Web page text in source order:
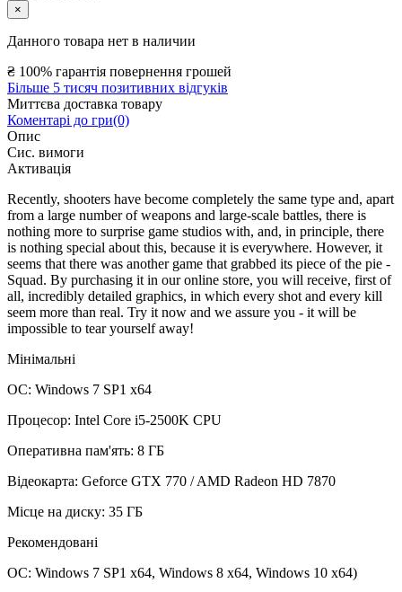
×
Данного товара нет в наличии
₴ 100% гарантія повернення грошей
Більше 5 тисяч позитивних відгуків
Миттєва доставка товару
Коментарі до гри(0)
Опис
Сис. вимоги
Активація
Recently, shooters have become completely the same type and, apart
from a large number of weapons and large-scale battles, there is
nothing more to surprise game studios with, and, in principle, there
is nothing special about this, because it is everywhere. However, it
seems that there was another game that grabbed its piece of the pie -
Squad. By purchasing it in our online store, you will receive, first of
all, incredibly detailed graphics, in which every shot and every kill
seem more than real. Try it now and we assure you - it will be
impossible to tear yourself away!
Мінімальні
ОС: Windows 7 SP1 x64
Процесор: Intel Core i5-2500K CPU
Оперативна пам'ять: 8 ГБ
Відеокарта: Geforce GTX 770 / AMD Radeon HD 7870
Місце на диску: 35 ГБ
Рекомендовані
ОС: Windows 7 SP1 x64, Windows 8 x64, Windows 10 x64)